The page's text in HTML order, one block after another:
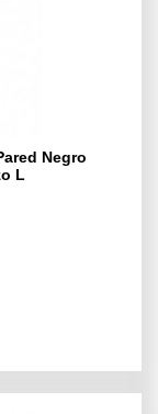
Negro
L